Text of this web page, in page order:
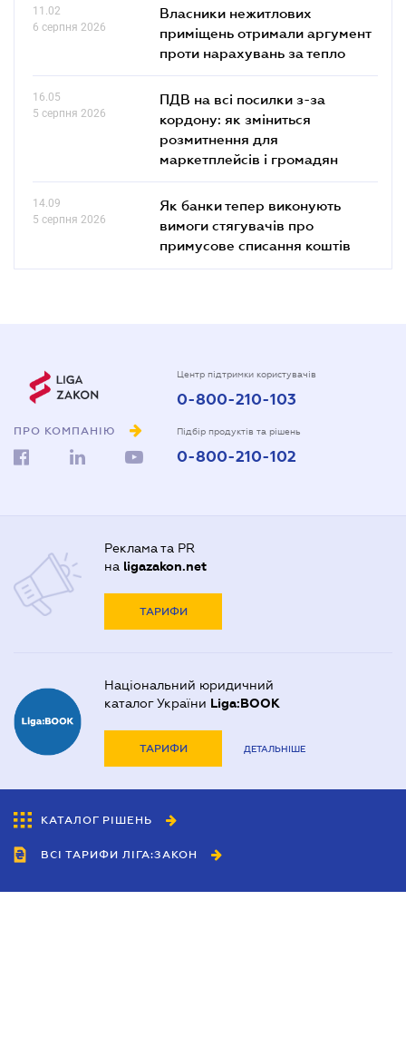
11.02
6 серпня 2026
Власники нежитлових
приміщень отримали аргумент
проти нарахувань за тепло
16.05
5 серпня 2026
ПДВ на всі посилки з-за
кордону: як зміниться
розмитнення для
маркетплейсів і громадян
14.09
5 серпня 2026
Як банки тепер виконують
вимоги стягувачів про
примусове списання коштів
ПРО КОМПАНІЮ
Центр підтримки користувачів
0-800-210-103
Підбір продуктів та рішень
0-800-210-102
Реклама та PR
на ligazakon.net
ТАРИФИ
Національний юридичний
каталог України Liga:BOOK
ТАРИФИ ДЕТАЛЬНІШЕ
КАТАЛОГ РІШЕНЬ
ВСІ ТАРИФИ ЛІГА:ЗАКОН